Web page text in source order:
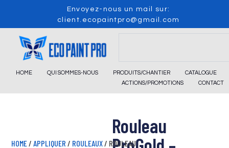
content
Envoyez-nous un mail sur:
client.ecopaintpro@gmail.com
HOME QUI SOMMES-NOUS PRODUITS/CHANTIER
CATALOGUE
ACTIONS/PROMOTIONS
CONTACT
Rouleau
HOME / APPLIQUER / ROULEAUX / ROULEAU